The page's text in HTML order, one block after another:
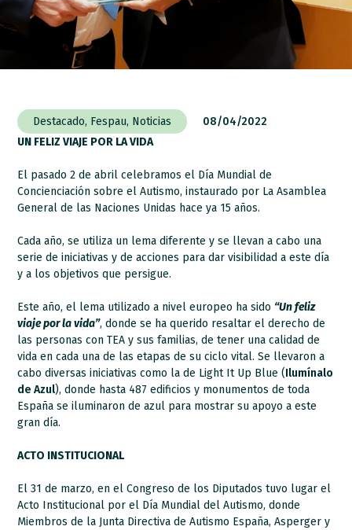
Destacado, Fespau, Noticias
08/04/2022
UN FELIZ VIAJE POR LA VIDA
El pasado 2 de abril celebramos el Día Mundial de
Concienciación sobre el Autismo, instaurado por La Asamblea
General de las Naciones Unidas hace ya 15 años.
Cada año, se utiliza un lema diferente y se llevan a cabo una
serie de iniciativas y de acciones para dar visibilidad a este día
y a los objetivos que persigue.
Este año, el lema utilizado a nivel europeo ha sido “Un feliz
viaje por la vida”, donde se ha querido resaltar el derecho de
las personas con TEA y sus familias, de tener una calidad de
vida en cada una de las etapas de su ciclo vital. Se llevaron a
cabo diversas iniciativas como la de Light It Up Blue (Ilumínalo
de Azul), donde hasta 487 edificios y monumentos de toda
España se iluminaron de azul para mostrar su apoyo a este
gran día.
ACTO INSTITUCIONAL
El 31 de marzo, en el Congreso de los Diputados tuvo lugar el
Acto Institucional por el Día Mundial del Autismo, donde
Miembros de la Junta Directiva de Autismo España, Asperger y